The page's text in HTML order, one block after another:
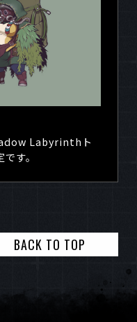
Labyrinthト
す。
BACK TO TOP